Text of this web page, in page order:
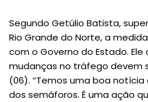
Segundo Getúlio Batista,
Rio Grande do Norte, a
com o Governo do Estado.
mudanças no tráfego devem
(06). “Temos uma boa
dos semáforos. É uma ação